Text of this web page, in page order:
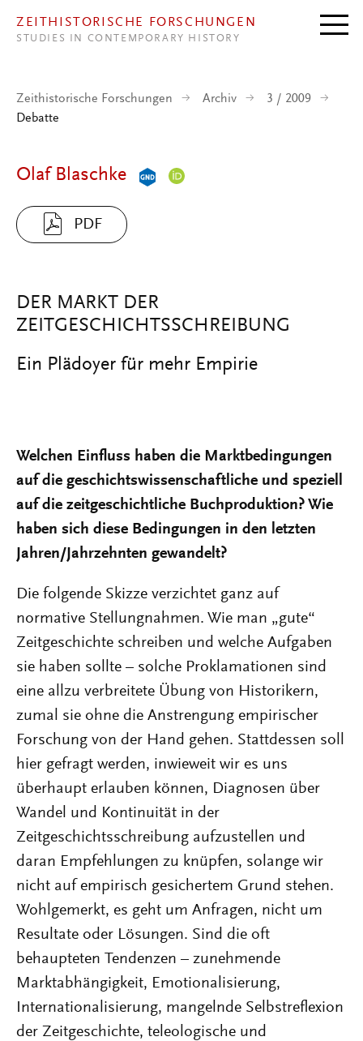
ZEITHISTORISCHE FORSCHUNGEN
STUDIES IN CONTEMPORARY HISTORY
Zeithistorische Forschungen Archiv
3 / 2009
Debatte
Olaf Blaschke
PDF
DER MARKT DER
ZEITGESCHICHTSSCHREIBUNG
Ein Plädoyer für mehr Empirie
Welchen Einfluss haben die Marktbedingungen
auf die geschichtswissenschaftliche und speziell
auf die zeitgeschichtliche Buchproduktion? Wie
haben sich diese Bedingungen in den letzten
Jahren/Jahrzehnten gewandelt?
Die folgende Skizze verzichtet ganz auf
normative Stellungnahmen. Wie man „gute“
Zeitgeschichte schreiben und welche Aufgaben
sie haben sollte – solche Proklamationen sind
eine allzu verbreitete Übung von Historikern,
zumal sie ohne die Anstrengung empirischer
Forschung von der Hand gehen. Stattdessen soll
hier gefragt werden, inwieweit wir es uns
überhaupt erlauben können, Diagnosen über
Wandel und Kontinuität in der
Zeitgeschichtsschreibung aufzustellen und
daran Empfehlungen zu knüpfen, solange wir
nicht auf empirisch gesichertem Grund stehen.
Wohlgemerkt, es geht um Anfragen, nicht um
Resultate oder Lösungen. Sind die oft
behaupteten Tendenzen – zunehmende
Marktabhängigkeit, Emotionalisierung,
Internationalisierung, mangelnde Selbstreflexion
der Zeitgeschichte, teleologische und